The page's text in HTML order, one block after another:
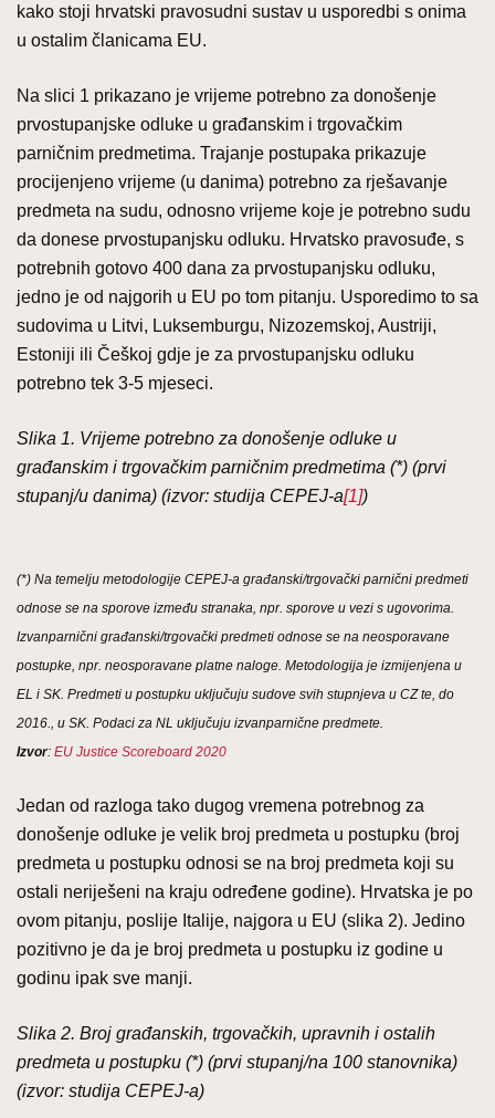
kako stoji hrvatski pravosudni sustav u usporedbi s onima
u ostalim članicama EU.
Na slici 1 prikazano je vrijeme potrebno za donošenje
prvostupanjske odluke u građanskim i trgovačkim
parničnim predmetima. Trajanje postupaka prikazuje
procijenjeno vrijeme (u danima) potrebno za rješavanje
predmeta na sudu, odnosno vrijeme koje je potrebno sudu
da donese prvostupanjsku odluku. Hrvatsko pravosuđe, s
potrebnih gotovo 400 dana za prvostupanjsku odluku,
jedno je od najgorih u EU po tom pitanju. Usporedimo to sa
sudovima u Litvi, Luksemburgu, Nizozemskoj, Austriji,
Estoniji ili Češkoj gdje je za prvostupanjsku odluku
potrebno tek 3-5 mjeseci.
Slika 1. Vrijeme potrebno za donošenje odluke u
građanskim i trgovačkim parničnim predmetima (*) (prvi
stupanj/u danima) (izvor: studija CEPEJ-a[1])
(*) Na temelju metodologije CEPEJ-a građanski/trgovački parnični predmeti
odnose se na sporove između stranaka, npr. sporove u vezi s ugovorima.
Izvanparnični građanski/trgovački predmeti odnose se na neosporavane
postupke, npr. neosporavane platne naloge. Metodologija je izmijenjena u
EL i SK. Predmeti u postupku uključuju sudove svih stupnjeva u CZ te, do
2016., u SK. Podaci za NL uključuju izvanparnične predmete.
Izvor: EU Justice Scoreboard 2020
Jedan od razloga tako dugog vremena potrebnog za
donošenje odluke je velik broj predmeta u postupku (broj
predmeta u postupku odnosi se na broj predmeta koji su
ostali neriješeni na kraju određene godine). Hrvatska je po
ovom pitanju, poslije Italije, najgora u EU (slika 2). Jedino
pozitivno je da je broj predmeta u postupku iz godine u
godinu ipak sve manji.
Slika 2. Broj građanskih, trgovačkih, upravnih i ostalih
predmeta u postupku (*) (prvi stupanj/na 100 stanovnika)
(izvor: studija CEPEJ-a)